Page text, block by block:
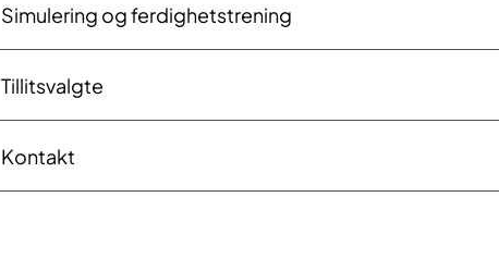
Simulering og ferdighetstrening
Tillitsvalgte
Kontakt